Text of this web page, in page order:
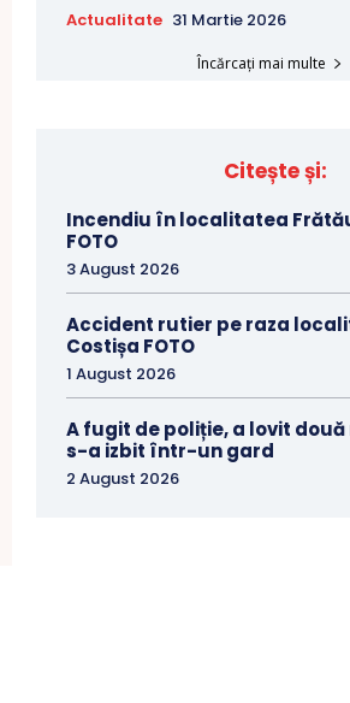
Actualitate 31 Martie 2026
Încărcați mai multe
Citește și:
Incendiu în localitatea
FOTO
3 August 2026
Accident rutier pe raza
Costișa FOTO
1 August 2026
A fugit de poliție, a lovit două
s-a izbit într-un gard
2 August 2026